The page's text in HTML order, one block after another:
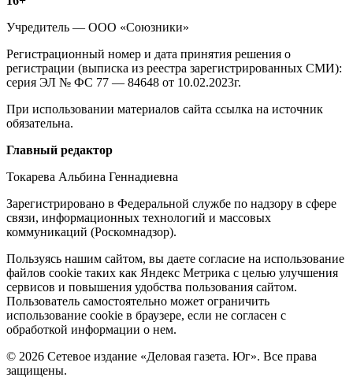
о
издании
Учредитель — ООО «Союзники»
Регистрационный номер и дата принятия решения о
регистрации (выписка из реестра зарегистрированных СМИ):
серия ЭЛ № ФС 77 — 84648 от 10.02.2023г.
При использовании материалов сайта ссылка на источник
обязательна.
Редакция
Главный редактор
Токарева Альбина Геннадиевна
Зарегистрировано в Федеральной службе по надзору в сфере
связи, информационных технологий и массовых
коммуникаций (Роскомнадзор).
Политика
cookie
Пользуясь нашим сайтом, вы даете согласие на использование
файлов cookie таких как Яндекс Метрика с целью улучшения
сервисов и повышения удобства пользования сайтом.
Пользователь самостоятельно может ограничить
использование cookie в браузере, если не согласен с
обработкой информации о нем.
© 2026 Сетевое издание «Деловая газета. Юг». Все права
защищены.